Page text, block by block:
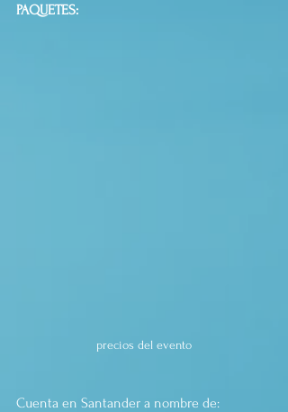
PAQUETES:
precios del evento
Cuenta en Santander a nombre de: